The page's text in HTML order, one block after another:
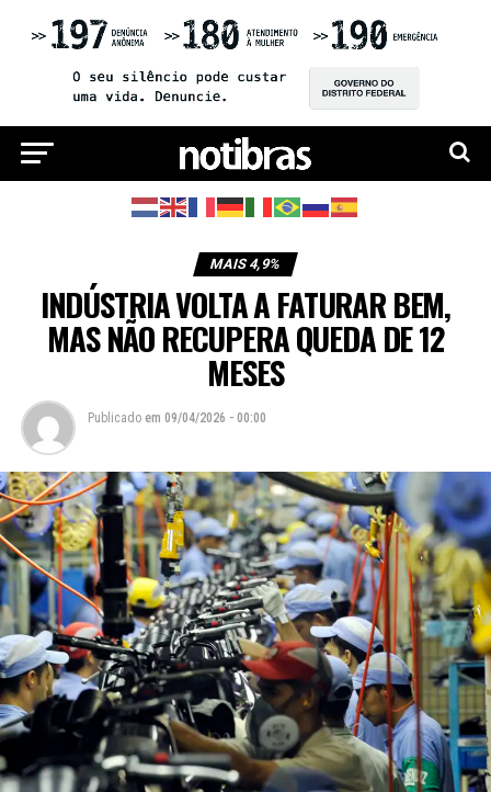
MAIS 4,9%
INDÚSTRIA VOLTA A FATURAR BEM,
MAS NÃO RECUPERA QUEDA DE 12
MESES
Publicado em 09/04/2026 - 00:00